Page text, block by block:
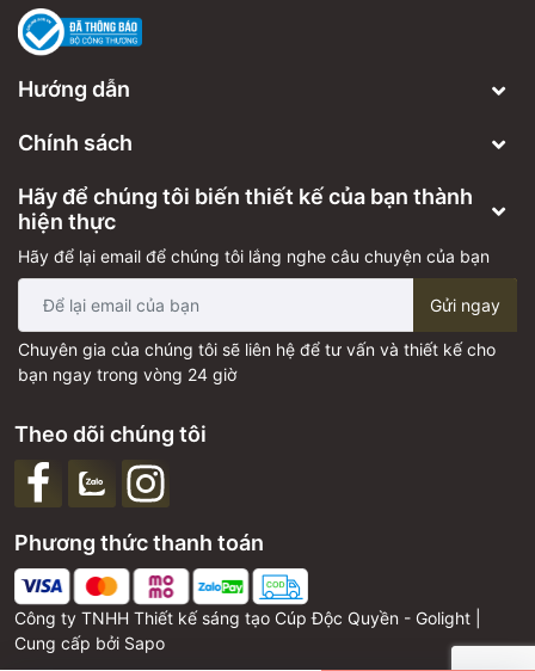
Hướng dẫn
Chính sách
Hãy để chúng tôi biến thiết kế của bạn thành
hiện thực
Hãy để lại email để chúng tôi lắng nghe câu chuyện của bạn
Gửi ngay
Chuyên gia của chúng tôi sẽ liên hệ để tư vấn và thiết kế cho
bạn ngay trong vòng 24 giờ
Công ty TNHH Thiết kế sáng tạo Cúp Độc Quyền - Golight |
Cung cấp bởi Sapo
Phương thức thanh toán
Theo dõi chúng tôi